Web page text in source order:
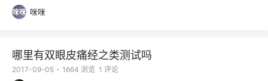
咪咪 咪咪
哪里有双眼皮痛经之类测试吗
2017-09-05 1664 浏览 1 评论